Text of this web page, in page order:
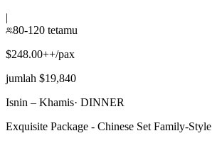
|
80-120 tetamu
$248.00++/pax
jumlah $19,840
Isnin – Khamis· DINNER
Exquisite Package - Chinese Set Family-Style